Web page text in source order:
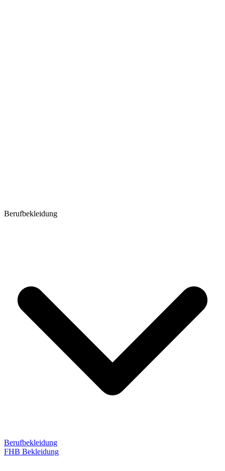
Berufbekleidung
Berufbekleidung
FHB Bekleidung